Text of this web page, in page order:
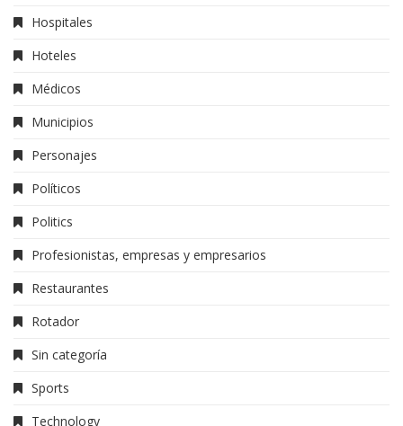
Hospitales
Hoteles
Médicos
Municipios
Personajes
Políticos
Politics
Profesionistas, empresas y empresarios
Restaurantes
Rotador
Sin categoría
Sports
Technology